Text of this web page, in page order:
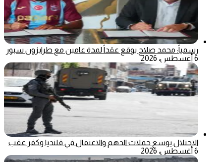
رسمياً: محمد صلاح يوقع عقداً لمدة عامين مع طرابزون سبور
6 أغسطس، 2026
الاحتلال يوسع حملات الدهم والاعتقال في قلنديا وكفر عقب
6 أغسطس، 2026